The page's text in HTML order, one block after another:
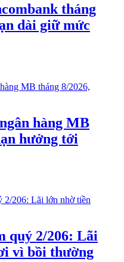
tháng
dài giữ mức
hàng MB
hưởng tới
quý 2/206: Lãi
vì bồi thường